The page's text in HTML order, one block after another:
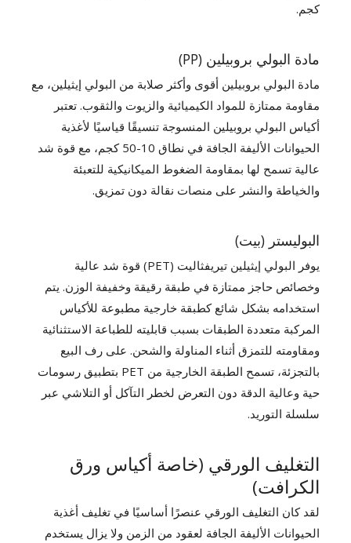
كجم.
مادة البولي بروبيلين (PP)
مادة البولي بروبيلين أقوى وأكثر صلابة من البولي إيثيلين، مع
مقاومة ممتازة للمواد الكيميائية والزيوت والثقوب. تعتبر
أكياس البولي بروبيلين المنسوجة تنسيقًا قياسيًا لأغذية
الحيوانات الأليفة الجافة في نطاق 10-50 كجم، مع قوة شد
عالية تسمح لها بمقاومة الضغوط الميكانيكية للتعبئة
والخياطة والنشر على منصات نقالة دون تمزيق.
البوليستر (بيت)
يوفر البولي إيثيلين تيريفثاليت (PET) قوة شد عالية
وخصائص حاجز ممتازة في طبقة رقيقة وخفيفة الوزن. يتم
استخدامه بشكل شائع كطبقة خارجية مطبوعة للأكياس
المركبة متعددة الطبقات بسبب قابليته للطباعة الاستثنائية
ومقاومته للتمزق أثناء المناولة والشحن. على رف البيع
بالتجزئة، تسمح الطبقة الخارجية من PET بتطبيق رسومات
حية وعالية الدقة دون التعرض لخطر التآكل أو التلاشي عبر
سلسلة التوريد.
التغليف الورقي (خاصة أكياس ورق
الكرافت)
لقد كان التغليف الورقي عنصرًا أساسيًا في تغليف أغذية
الحيوانات الأليفة الجافة لعقود من الزمن ولا يزال يستخدم